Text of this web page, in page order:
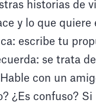
historias de
y lo que
escribe tu
se trata
con un
¿Es confuso?